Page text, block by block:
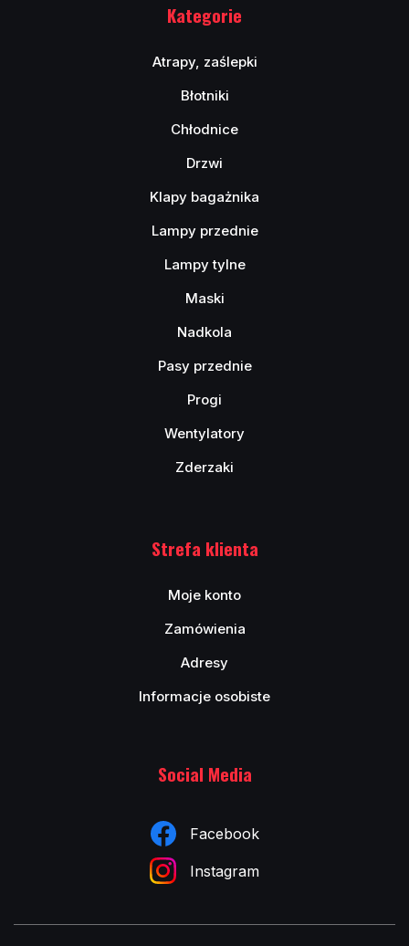
Kategorie
Atrapy, zaślepki
Błotniki
Chłodnice
Drzwi
Klapy bagażnika
Lampy przednie
Lampy tylne
Maski
Nadkola
Pasy przednie
Progi
Wentylatory
Zderzaki
Strefa klienta
Moje konto
Zamówienia
Adresy
Informacje osobiste
Social Media
Facebook
Instagram